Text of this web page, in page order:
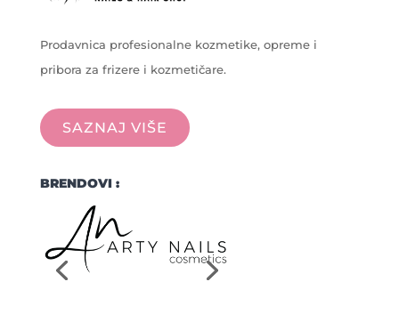
Prodavnica profesionalne kozmetike, opreme i
pribora za frizere i kozmetičare.
SAZNAJ VIŠE
BRENDOVI :